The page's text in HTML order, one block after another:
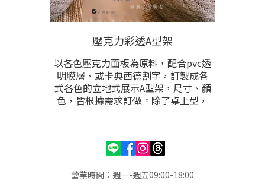
壓克力彩透A型架
以各色壓克力面板為原料，配合pvc透
明膜層、或卡典西德割字，訂製成各
式各色的立地式展示A型架，尺寸、顏
色，皆根據需求訂做。除了桌上型，
源製成燈箱，或是一般型招牌門牌。
營業時間：週一-週五09:00-18:00